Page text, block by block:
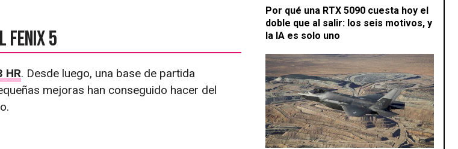
Por qué una RTX 5090 cuesta hoy el
doble que al salir: los seis motivos, y
la IA es solo uno
5
HR. Desde luego, una base de partida
mejoras han conseguido hacer del